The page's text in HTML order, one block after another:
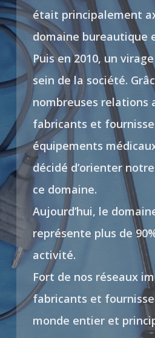
était principalement
domaine bureautique
Puis en 2010, un
sein de la société.
nombreuses relations
fabricants et
équipements
décidé d’orienter
ce domaine.
Aujourd’hui, le
représente plus de
activité.
Fort de nos réseaux
fabricants et
monde entier et